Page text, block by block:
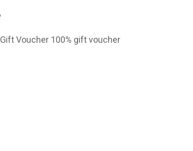
Voucher 100% gift voucher